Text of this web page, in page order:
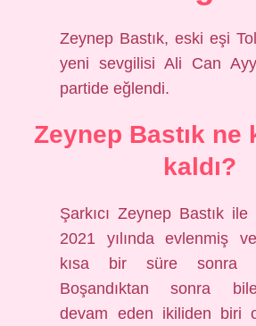
Zeynep Bastık, eski eşi
yeni sevgilisi Ali Can
partide eğlendi.
Zeynep Bastık ne
kaldı?
Şarkıcı Zeynep Bastık ile
2021 yılında evlenmiş
kısa bir süre sonra
Boşandıktan sonra
devam eden ikiliden biri